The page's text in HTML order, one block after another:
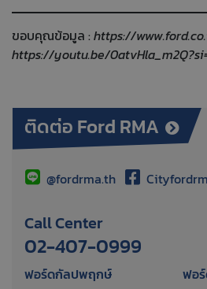
ขอบคุณข้อมูล : https://
https://youtu.be/
ติดต่อ Ford RMA
@fordrma.th
Call Center
02-407-0999
ฟอร์ดกัลปพฤกษ์ ฟอ